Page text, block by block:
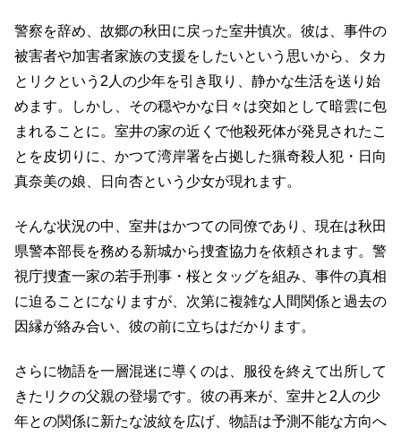
警察を辞め、故郷の秋田に戻った室井慎次。彼は、事件の
被害者や加害者家族の支援をしたいという思いから、タカ
とリクという2人の少年を引き取り、静かな生活を送り始
めます。しかし、その穏やかな日々は突如として暗雲に包
まれることに。室井の家の近くで他殺死体が発見されたこ
とを皮切りに、かつて湾岸署を占拠した猟奇殺人犯・日向
真奈美の娘、日向杏という少女が現れます。
そんな状況の中、室井はかつての同僚であり、現在は秋田
県警本部長を務める新城から捜査協力を依頼されます。警
視庁捜査一家の若手刑事・桜とタッグを組み、事件の真相
に迫ることになりますが、次第に複雑な人間関係と過去の
因縁が絡み合い、彼の前に立ちはだかります。
さらに物語を一層混迷に導くのは、服役を終えて出所して
きたリクの父親の登場です。彼の再来が、室井と2人の少
年との関係に新たな波紋を広げ、物語は予測不能な方向へ